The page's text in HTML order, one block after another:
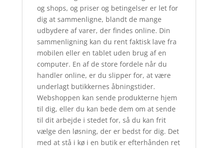
og shops, og priser og betingelser er let for
dig at sammenligne, blandt de mange
udbydere af varer, der findes online. Din
sammenligning kan du rent faktisk lave fra
mobilen eller en tablet uden brug af en
computer. En af de store fordele når du
handler online, er du slipper for, at være
underlagt butikkernes åbningstider.
Webshoppen kan sende produkterne hjem
til dig, eller du kan bede dem om at sende
til dit arbejde i stedet for, så du kan frit
vælge den løsning, der er bedst for dig. Det
med at stå i kø i en butik er efterhånden ret